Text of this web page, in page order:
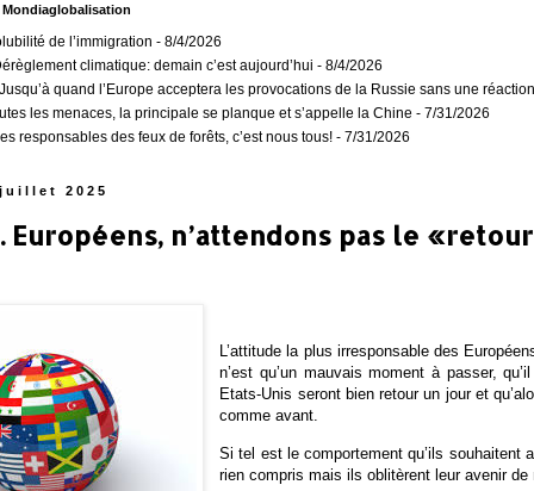
de l’immigration - 8/4/2026
climatique: demain c’est aujourd’hui - 8/4/2026
quand l’Europe acceptera les provocations de la Russie sans une
les menaces, la principale se planque et s’appelle la Chine - 7/31/2026
responsables des feux de forêts, c’est nous tous! - 7/31/2026
2025
Européens, n’attendons pas le
L’attitude la plus irresponsable des
n’est qu’un mauvais moment à passer,
Etats-Unis seront bien retour un jour et
comme avant.
Si tel est le comportement qu’ils souhaitent
rien compris mais ils oblitèrent leur avenir de